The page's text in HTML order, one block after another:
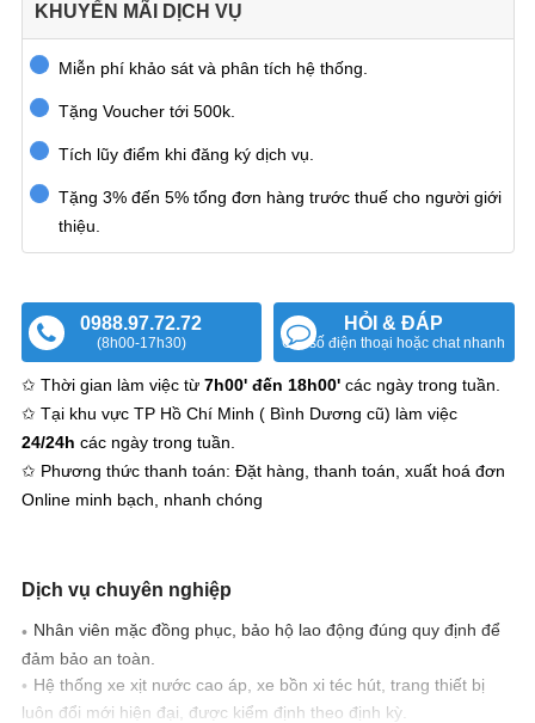
KHUYẾN MÃI DỊCH VỤ
Miễn phí khảo sát và phân tích hệ thống.
Tặng Voucher tới 500k.
Tích lũy điểm khi đăng ký dịch vụ.
Tặng 3% đến 5% tổng đơn hàng trước thuế cho người giới
thiệu.
0988.97.72.72
(8h00-17h30)
HỎI & ĐÁP
Gửi số điện thoại hoặc chat nhanh
✩ Thời gian làm việc từ 7h00' đến 18h00'các ngày trong tuần.
✩ Tại khu vực TP Hồ Chí Minh ( Bình Dương cũ) làm việc
24/24h các ngày trong tuần.
✩ Phương thức thanh toán: Đặt hàng, thanh toán, xuất hoá đơn
Online minh bạch, nhanh chóng
Dịch vụ chuyên nghiệp
Nhân viên mặc đồng phục, bảo hộ lao động đúng quy định để
đảm bảo an toàn.
Hệ thống xe xịt nước cao áp, xe bồn xi téc hút, trang thiết bị
luôn đổi mới hiện đại, được kiểm định theo định kỳ.